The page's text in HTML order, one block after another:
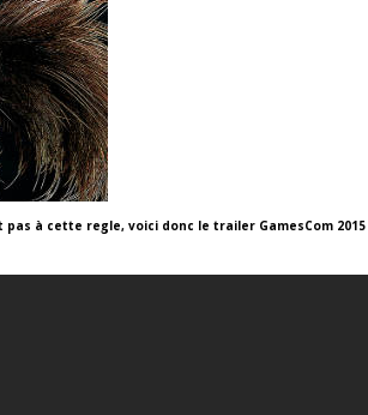
à cette regle, voici donc le trailer GamesCom